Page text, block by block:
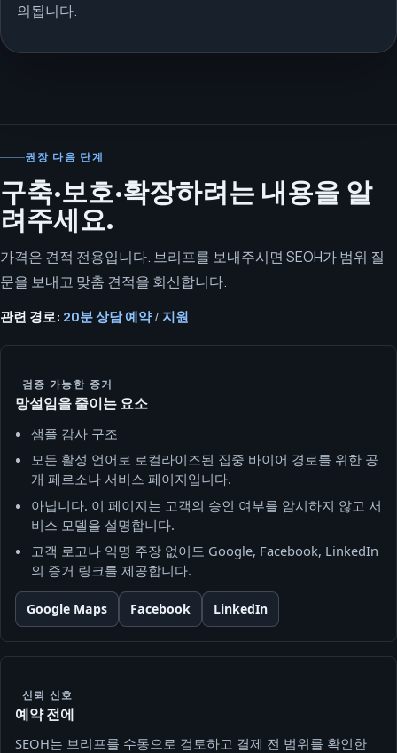
의됩니다.
권장 다음 단계
구축·보호·확장하려는 내용을 알
려주세요.
가격은 견적 전용입니다. 브리프를 보내주시면 SEOH가 범위 질
문을 보내고 맞춤 견적을 회신합니다.
관련 경로: 20분 상담 예약/ 지원
검증 가능한 증거
망설임을 줄이는 요소
샘플 감사 구조
모든 활성 언어로 로컬라이즈된 집중 바이어 경로를 위한 공
개 페르소나 서비스 페이지입니다.
아닙니다. 이 페이지는 고객의 승인 여부를 암시하지 않고 서
비스 모델을 설명합니다.
고객 로고나 익명 주장 없이도 Google, Facebook, LinkedIn
의 증거 링크를 제공합니다.
Google Maps Facebook LinkedIn
신뢰 신호
예약 전에
SEOH는 브리프를 수동으로 검토하고 결제 전 범위를 확인한